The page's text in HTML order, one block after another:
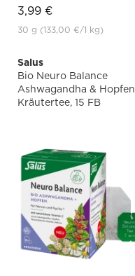
3,99 €
30 g (133,00 €/1 kg)
Salus
Bio Neuro Balance
Ashwagandha & Hopfen
Kräutertee, 15 FB